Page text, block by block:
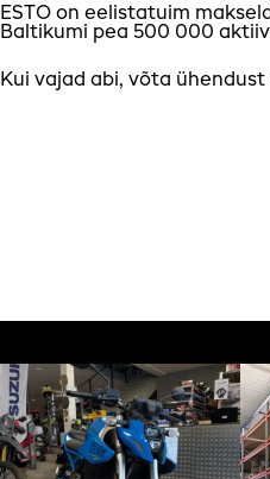
ESTO on eelistatuim
Baltikumi pea 500 000
Kui vajad abi, võta ühendust